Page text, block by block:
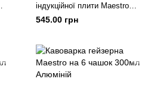
індукційної плити Maestro
300мл Нержавійка
545.00 грн